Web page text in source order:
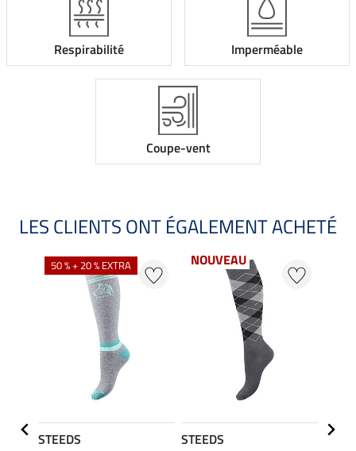
Respirabilité Imperméable
Coupe-vent
LES CLIENTS ONT ÉGALEMENT ACHETÉ
50 % + 20 % EXTRA
STEEDS
NOUVEAU
STEEDS
Felix